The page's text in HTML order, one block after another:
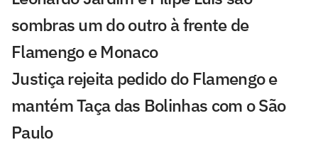
sombras um do outro à frente de
Flamengo e Monaco
Justiça rejeita pedido do Flamengo e
mantém Taça das Bolinhas com o São
Paulo